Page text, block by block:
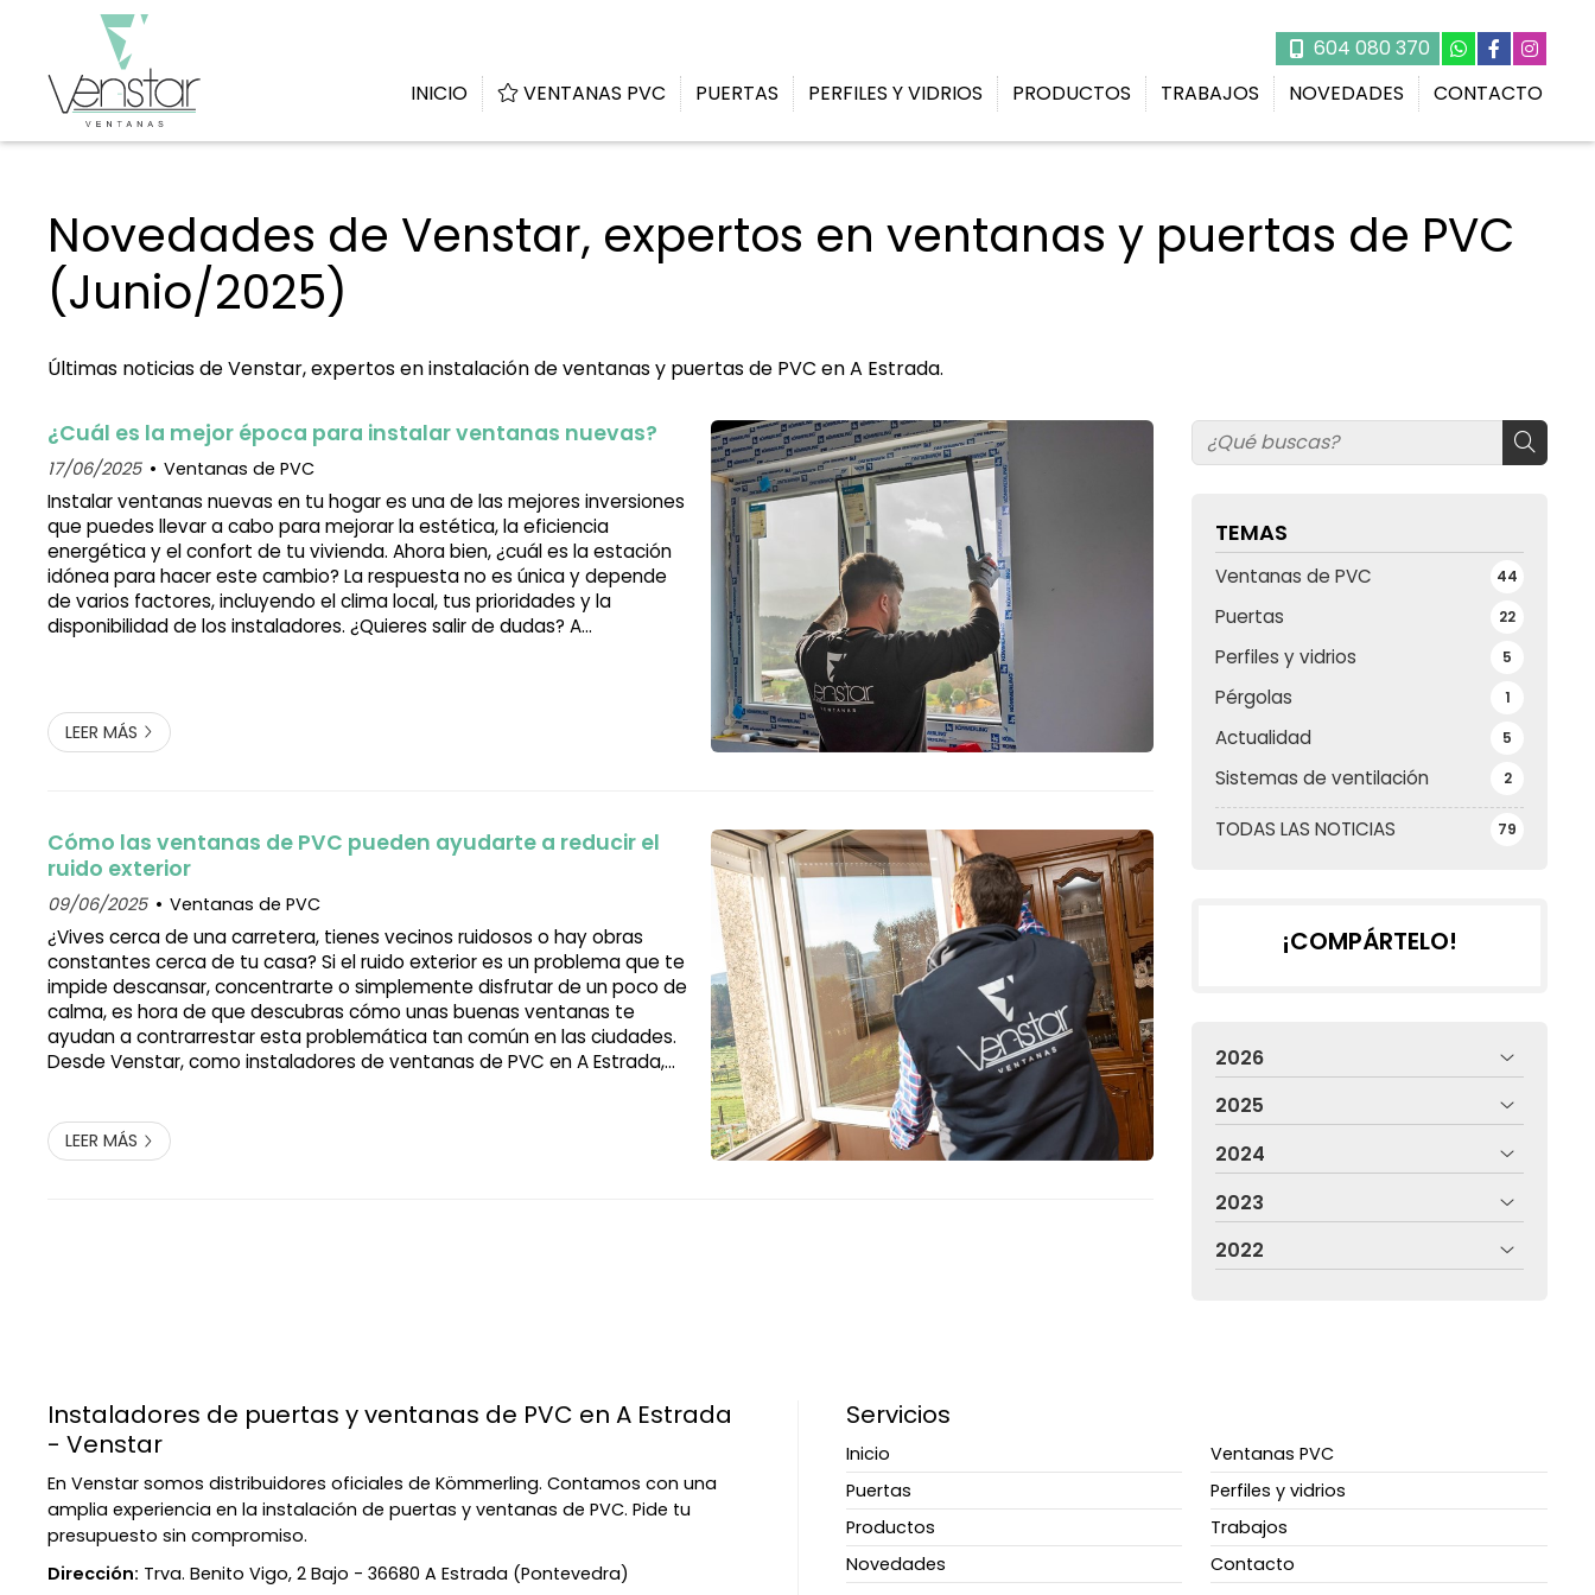
604 080 370
INICIO
VENTANAS PVC PUERTAS PERFILES Y VIDRIOS PRODUCTOS TRABAJOS NOVEDADES CONTACTO
Novedades de Venstar, expertos en ventanas y puertas de PVC
(Junio/2025)
Últimas noticias de Venstar, expertos en instalación de ventanas y puertas de PVC en A Estrada.
TEMAS
TODAS LAS NOTICIAS 79
Ventanas de PVC 44
Puertas 22
Perfiles y vidrios 5
Pérgolas 1
Actualidad 5
Sistemas de ventilación 2
¿Cuál es la mejor época para instalar ventanas nuevas?
17/06/2025 Ventanas de PVC
Instalar ventanas nuevas en tu hogar es una de las mejores inversiones
que puedes llevar a cabo para mejorar la estética, la eficiencia
energética y el confort de tu vivienda. Ahora bien, ¿cuál es la estación
idónea para hacer este cambio? La respuesta no es única y depende
de varios factores, incluyendo el clima local, tus prioridades y la
disponibilidad de los instaladores. ¿Quieres salir de dudas? A
LEER MÁS
Cómo las ventanas de PVC pueden ayudarte a reducir el
ruido exterior
09/06/2025 Ventanas de PVC
¿Vives cerca de una carretera, tienes vecinos ruidosos o hay obras
constantes cerca de tu casa? Si el ruido exterior es un problema que te
impide descansar, concentrarte o simplemente disfrutar de un poco de
calma, es hora de que descubras cómo unas buenas ventanas te
ayudan a contrarrestar esta problemática tan común en las ciudades.
Desde Venstar, como instaladores de ventanas de PVC en A Estrada,
LEER MÁS
¡COMPÁRTELO!
2026
2025
2024
2023
2022
Instaladores de puertas y ventanas de PVC en A Estrada
- Venstar
En Venstar somos distribuidores oficiales de Kömmerling. Contamos con una
amplia experiencia en la instalación de puertas y ventanas de PVC. Pide tu
presupuesto sin compromiso.
Dirección: Trva. Benito Vigo, 2 Bajo - 36680 A Estrada (Pontevedra)
Servicios
Inicio
Ventanas PVC
Puertas
Perfiles y vidrios
Productos
Trabajos
Novedades
Contacto